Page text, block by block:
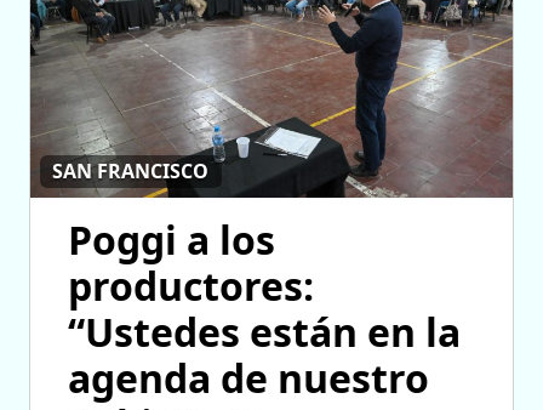
SAN FRANCISCO
Poggi a los
productores:
“Ustedes están en la
agenda de nuestro